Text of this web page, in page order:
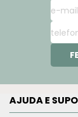
AJUDA E